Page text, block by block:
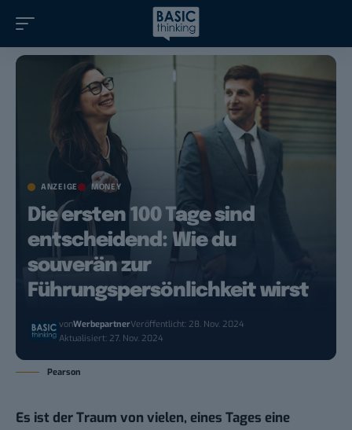
ANZEIGE MONEY
Die ersten 100 Tage sind
entscheidend: Wie du
souverän zur
Führungspersönlichkeit wirst
vonWerbepartnerVeröffentlicht: 28. Nov. 2024
Aktualisiert: 27. Nov. 2024
Pearson
Es ist der Traum von vielen, eines Tages eine